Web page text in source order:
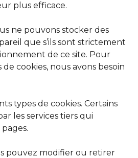
plus efficace.
ne pouvons stocker des
que s’ils sont strictement
de ce site. Pour
cookies, nous avons besoin
types de cookies. Certains
les services tiers qui
pouvez modifier ou retirer